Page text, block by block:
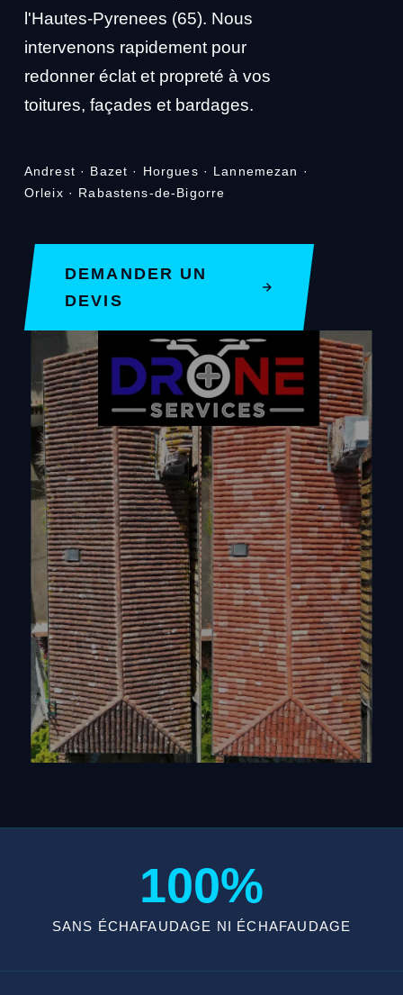
l'Hautes-Pyrenees (65). Nous
intervenons rapidement pour
redonner éclat et propreté à vos
toitures, façades et bardages.
Andrest · Bazet · Horgues · Lannemezan ·
Orleix · Rabastens-de-Bigorre
DEMANDER UN
DEVIS
100%
SANS ÉCHAFAUDAGE NI ÉCHAFAUDAGE